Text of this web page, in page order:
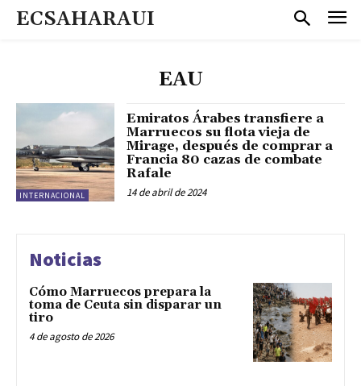
ECSAHARAUI
EAU
INTERNACIONAL
Emiratos Árabes transfiere a
Marruecos su flota vieja de
Mirage, después de comprar a
Francia 80 cazas de combate
Rafale
14 de abril de 2024
Noticias
Cómo Marruecos prepara la
toma de Ceuta sin disparar un
tiro
4 de agosto de 2026